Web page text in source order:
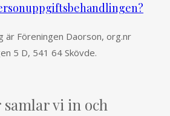
är Föreningen Daorson, org.nr
5 D, 541 64 Skövde.
vi in och